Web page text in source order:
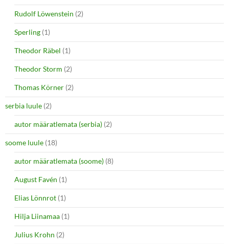
Rudolf Löwenstein (2)
Sperling (1)
Theodor Räbel (1)
Theodor Storm (2)
Thomas Körner (2)
serbia luule (2)
autor määratlemata (serbia) (2)
soome luule (18)
autor määratlemata (soome) (8)
August Favén (1)
Elias Lönnrot (1)
Hilja Liinamaa (1)
Julius Krohn (2)